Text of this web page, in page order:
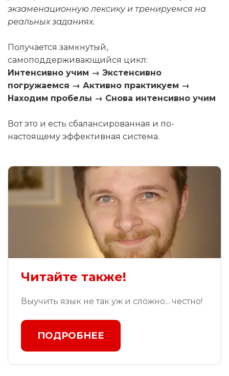
экзаменационную лексику и тренируемся на
реальных заданиях.
Получается замкнутый,
самоподдерживающийся цикл:
Интенсивно учим → Экстенсивно
погружаемся → Активно практикуем →
Находим пробелы → Снова интенсивно учим
Вот это и есть сбалансированная и по-
настоящему эффективная система.
Читайте также!
Выучить язык не так уж и сложно... честно!
ПОДРОБНЕЕ